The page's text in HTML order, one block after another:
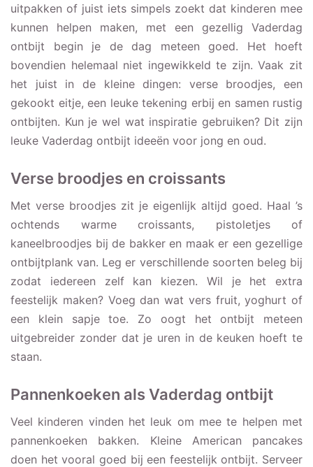
uitpakken of juist iets simpels zoekt dat kinderen mee
kunnen helpen maken, met een gezellig Vaderdag
ontbijt begin je de dag meteen goed. Het hoeft
bovendien helemaal niet ingewikkeld te zijn. Vaak zit
het juist in de kleine dingen: verse broodjes, een
gekookt eitje, een leuke tekening erbij en samen rustig
ontbijten. Kun je wel wat inspiratie gebruiken? Dit zijn
leuke Vaderdag ontbijt ideeën voor jong en oud.
Verse broodjes en croissants
Met verse broodjes zit je eigenlijk altijd goed. Haal ’s
ochtends warme croissants, pistoletjes of
kaneelbroodjes bij de bakker en maak er een gezellige
ontbijtplank van. Leg er verschillende soorten beleg bij
zodat iedereen zelf kan kiezen. Wil je het extra
feestelijk maken? Voeg dan wat vers fruit, yoghurt of
een klein sapje toe. Zo oogt het ontbijt meteen
uitgebreider zonder dat je uren in de keuken hoeft te
staan.
Pannenkoeken als Vaderdag ontbijt
Veel kinderen vinden het leuk om mee te helpen met
pannenkoeken bakken. Kleine American pancakes
doen het vooral goed bij een feestelijk ontbijt. Serveer